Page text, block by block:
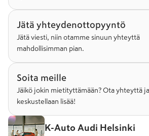
Jätä yhteydenottopyyntö
Jätä viesti, niin otamme sinuun yhteyttä
mahdollisimman pian.
Soita meille
Jäikö jokin mietityttämään? Ota yhteyttä ja
keskustellaan lisää!
K-Auto Audi Helsinki